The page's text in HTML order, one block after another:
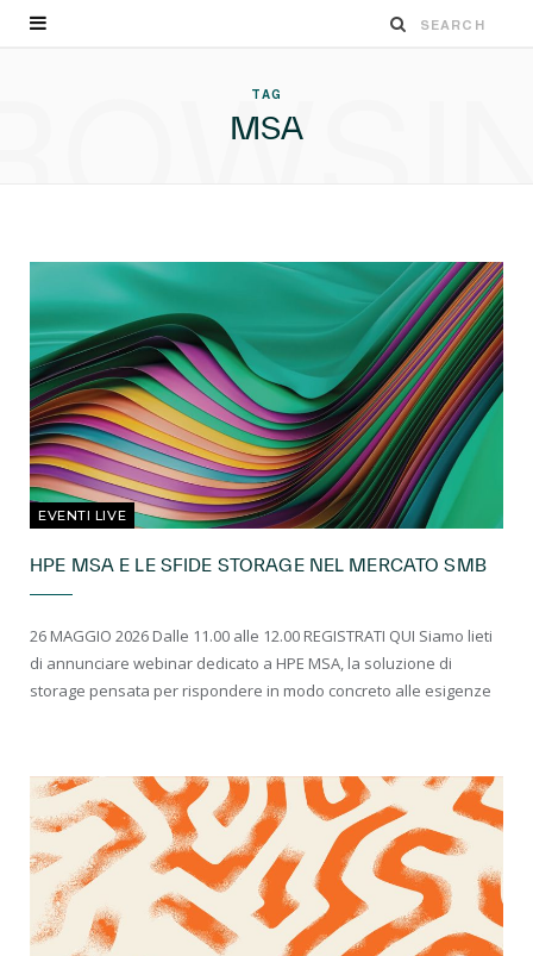
TAG
MSA
EVENTI LIVE
HPE MSA E LE SFIDE STORAGE NEL MERCATO SMB
26 MAGGIO 2026 Dalle 11.00 alle 12.00 REGISTRATI QUI Siamo lieti
di annunciare webinar dedicato a HPE MSA, la soluzione di
storage pensata per rispondere in modo concreto alle esigenze